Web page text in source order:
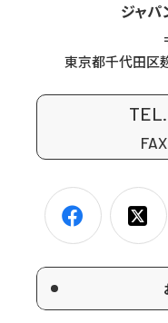
ジャパ
東京都千代田区